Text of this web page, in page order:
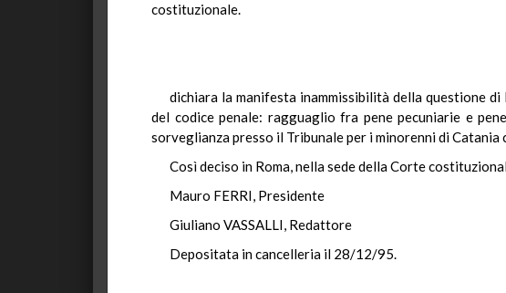
costituzionale.
dichiara la manifesta inammissibilità della questione
del codice penale: ragguaglio fra pene pecuniarie e
sorveglianza presso il Tribunale per i minorenni di Catania
Così deciso in Roma, nella sede della Corte
Mauro FERRI, Presidente
Giuliano VASSALLI, Redattore
Depositata in cancelleria il 28/12/95.